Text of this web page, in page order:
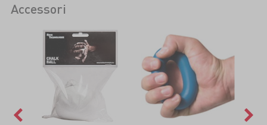
Accessori